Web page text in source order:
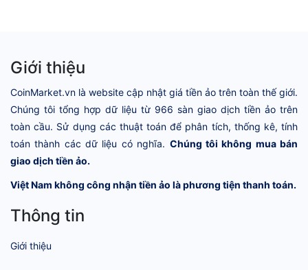
Giới thiệu
CoinMarket.vn là website cập nhật giá tiền ảo trên toàn thế giới.
Chúng tôi tổng hợp dữ liệu từ 966 sàn giao dịch tiền ảo trên
toàn cầu. Sử dụng các thuật toán để phân tích, thống kê, tính
toán thành các dữ liệu có nghĩa. Chúng tôi không mua bán
giao dịch tiền ảo.
Việt Nam không công nhận tiền ảo là phương tiện thanh toán.
Thông tin
Giới thiệu